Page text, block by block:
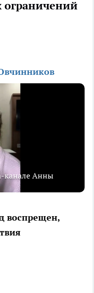
ограничений
канале Анны
воспрещен,